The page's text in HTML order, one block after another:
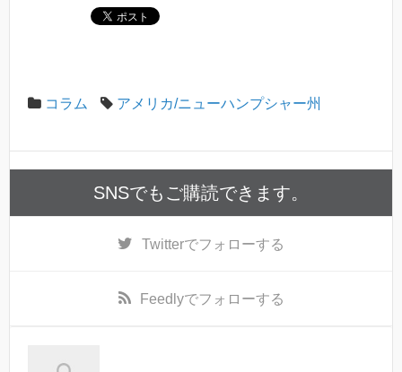
コラム アメリカ/ニューハンプシャー州
SNSでもご購読できます。
Twitterでフォローする
Feedlyでフォローする